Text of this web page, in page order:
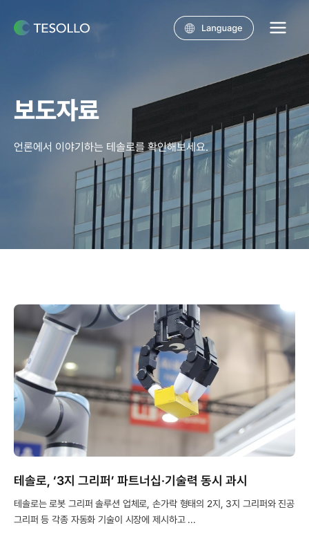
건너뛰기
Menu
보도자료
언론에서 이야기하는 테솔로를 확인해보세요.
테솔로, ‘3지 그리퍼’ 파트너십·기술력 동시 과시
테솔로는 로봇 그리퍼 솔루션 업체로, 손가락 형태의 2지, 3지 그리퍼와 진공
그리퍼 등 각종 자동화 기술이 시장에 제시하고 ...